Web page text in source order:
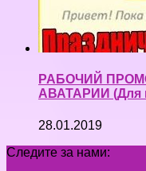
РАБОЧИЙ
АВАТАРИИ (Для
28.01.2019
Следите за нами: